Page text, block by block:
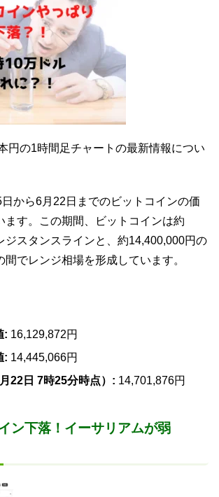
円の1時間足チャートの最新情報につい
から6月22日までのビットコインの価
ます。この期間、ビットコインは約
ジスタンスラインと、約14,400,000円の
でレンジ相場を形成しています。
: 16,129,872円
: 14,445,066円
22日 7時25分時点）: 14,701,876円
ン下落！イーサリアムが弱